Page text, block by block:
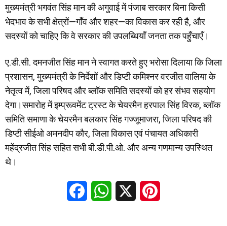
मुख्यमंत्री भगवंत सिंह मान की अगुवाई में पंजाब सरकार बिना किसी
भेदभाव के सभी क्षेत्रों—गाँव और शहर—का विकास कर रही है, और
सदस्यों को चाहिए कि वे सरकार की उपलब्धियाँ जनता तक पहुँचाएँ।
ए.डी.सी. दमनजीत सिंह मान ने स्वागत करते हुए भरोसा दिलाया कि जिला
प्रशासन, मुख्यमंत्री के निर्देशों और डिप्टी कमिश्नर वरजीत वालिया के
नेतृत्व में, जिला परिषद और ब्लॉक समिति सदस्यों को हर संभव सहयोग
देगा।समारोह में इम्प्रूवमेंट ट्रस्ट के चेयरमैन हरपाल सिंह विरक, ब्लॉक
समिति समाणा के चेयरमैन बलकार सिंह गज्जूमाजरा, जिला परिषद की
डिप्टी सीईओ अमनदीप कौर, जिला विकास एवं पंचायत अधिकारी
महेंद्रजीत सिंह सहित सभी बी.डी.पी.ओ. और अन्य गणमान्य उपस्थित
थे।
FacebookWhatsApp